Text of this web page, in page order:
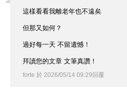
這樣看看我離老年也不遠矣
但那又如何？
過好每一天 不留遺憾！
拜讀您的文章 文筆真讚！
forte 於 2026/05/14 09:29 回覆